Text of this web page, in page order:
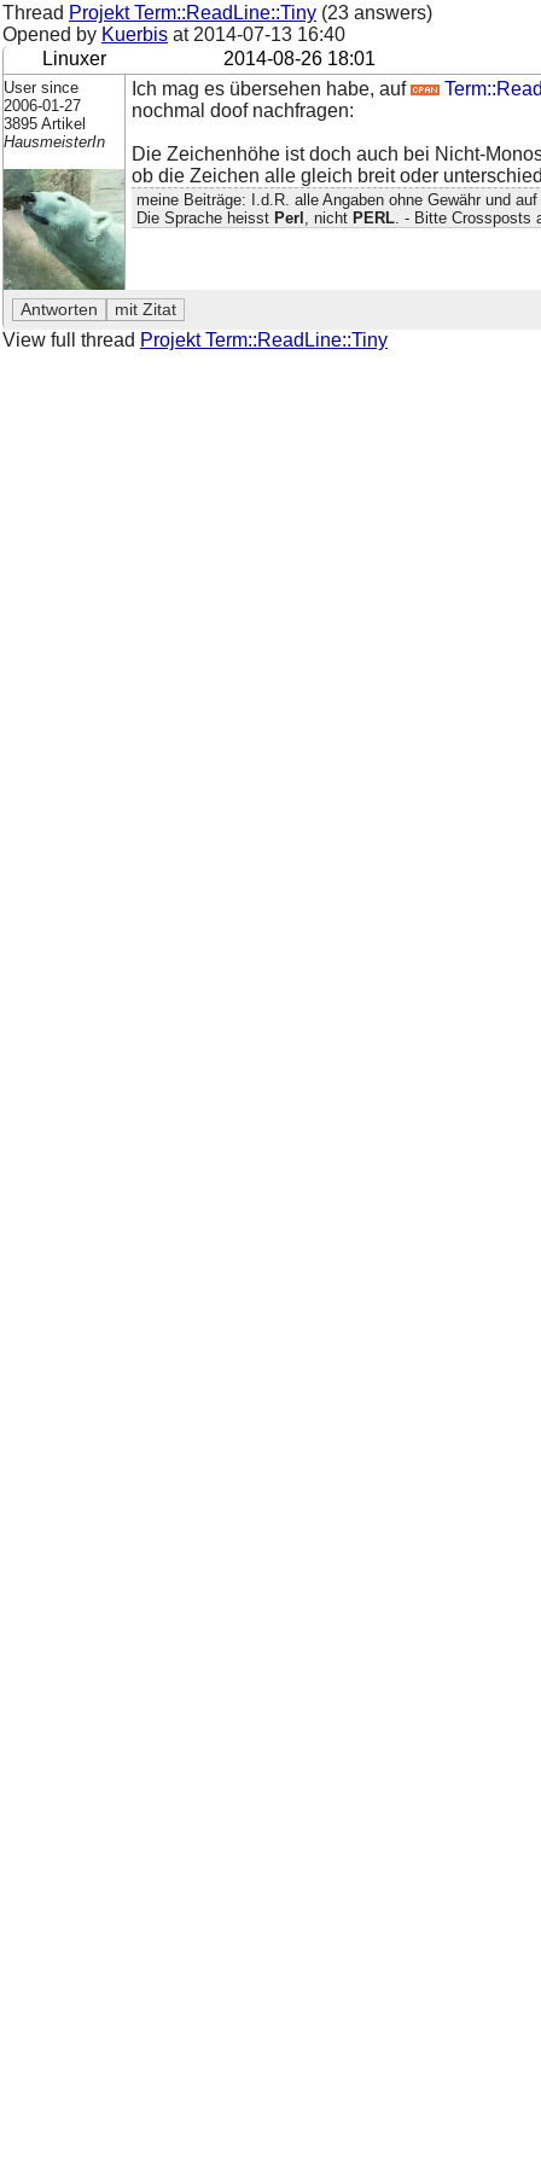
Thread Projekt Term::ReadLine::Tiny (23 answers)
Opened by Kuerbis at 2014-07-13 16:40
Linuxer
2014-08-26 18:01
User since
2006-01-27
3895 Artikel
HausmeisterIn
Ich mag es übersehen habe, auf
nochmal doof nachfragen:
Die Zeichenhöhe ist doch auch bei Nicht-
ob die Zeichen alle gleich breit oder
meine Beiträge: I.d.R. alle Angaben ohne Gewähr und
Die Sprache heisst Perl , nicht PERL. - Bitte Crossposts
View full thread Projekt Term::ReadLine::Tiny